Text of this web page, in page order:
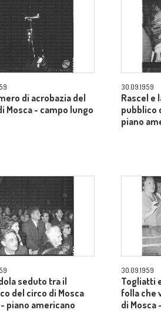
di acrobazia del
Mosca - campo lungo
30.09.1959
Rascel e
pubblico
piano
seduto tra il
del circo di Mosca
piano americano
30.09.1959
Togliatti
folla che
di Mosca